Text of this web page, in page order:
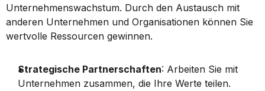
Unternehmenswachstum. Durch den Austausch mit
anderen Unternehmen und Organisationen können Sie
wertvolle Ressourcen gewinnen.
Strategische Partnerschaften: Arbeiten Sie mit
Unternehmen zusammen, die Ihre Werte teilen.